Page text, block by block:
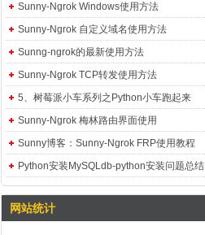
Sunny-Ngrok Windows使用方法
Sunny-Ngrok 自定义域名使用方法
Sunng-ngrok的最新使用方法
Sunny-Ngrok TCP转发使用方法
5、树莓派小车系列之Python小车跑起来
Sunny-Ngrok 梅林路由界面使用
Sunny博客：Sunny-Ngrok FRP使用教程
Python安装MySQLdb-python安装问题总结
网站统计